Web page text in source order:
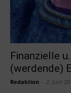
Finanzielle
(werdende)
Redaktion 2. Juni